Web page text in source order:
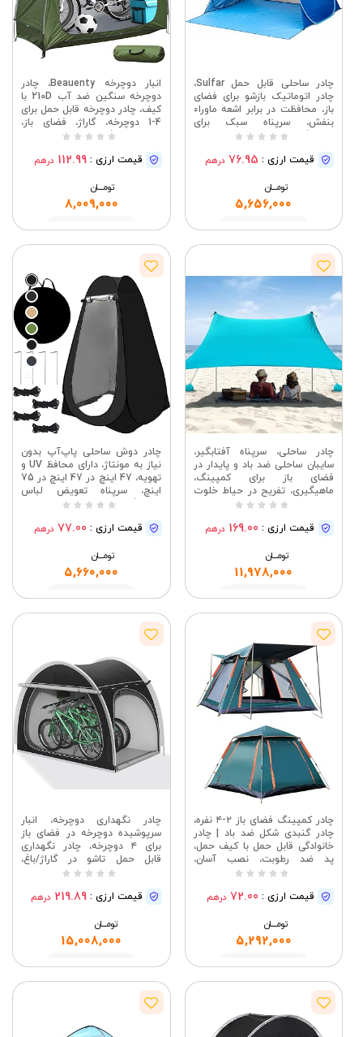
چادر ساحلی قابل حمل Sulfar،
چادر اتوماتیک بازشو برای فضای
باز، محافظت در برابر اشعه ماوراء
بنفش، سرپناه سبک برای
کمپینگ، پیک نیک و استفاده در
قیمت ارزی : 76.95 درهم
تومــــــان
5,656,000
مشاهده
انبار دوچرخه Beauenty، چادر
دوچرخه سنگین ضد آب 210D با
کیف، چادر دوچرخه قابل حمل برای
1-4 دوچرخه، گاراژ، فضای باز،
کمپینگ، انبار دوچرخه (سبز)
قیمت ارزی : 112.99 درهم
تومــــــان
8,009,000
مشاهده
چادر ساحلی، سرپناه آفتابگیر،
سایبان ساحلی ضد باد و پایدار در
فضای باز برای کمپینگ،
ماهیگیری، تفریح ​​در حیاط خلوت
قیمت ارزی : 169.00 درهم
تومــــــان
11,978,000
مشاهده
چادر دوش ساحلی پاپ‌آپ بدون
نیاز به مونتاژ، دارای محافظ UV و
تهویه، 47 اینچ در 47 اینچ در 75
اینچ، سرپناه تعویض لباس
کمپینگ سبک و قابل حمل (چادر
قیمت ارزی : 77.00 درهم
تومــــــان
5,660,000
مشاهده
چادر کمپینگ فضای باز ۲-۴ نفره،
چادر گنبدی شکل ضد باد | چادر
خانوادگی قابل حمل با کیف حمل،
پد ضد رطوبت، نصب آسان،
محافظت در برابر اشعه ماوراء
قیمت ارزی : 72.00 درهم
تومــــــان
5,292,000
مشاهده
چادر نگهداری دوچرخه، انبار
سرپوشیده دوچرخه در فضای باز
برای ۴ دوچرخه، چادر نگهداری
قابل حمل تاشو در گاراژ/باغ،
سرپناه ضد آب آکسفورد برای
ابزار باغبانی (مشکی)قیمت ارزی : 219.89 درهم
تومــــــان
15,008,000
مشاهده